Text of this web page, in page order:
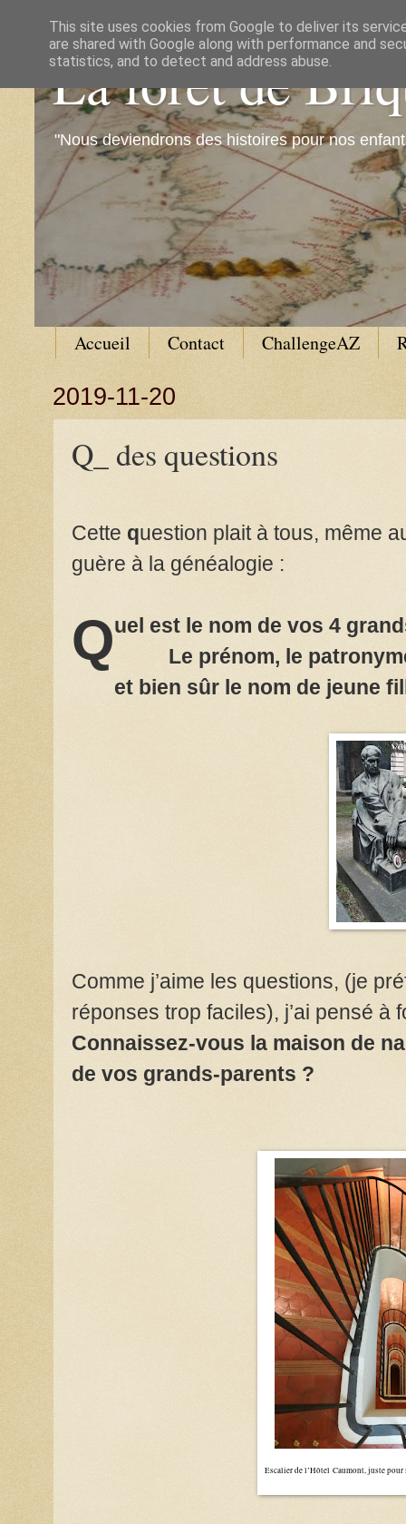
La forêt de
"Nous deviendrons des histoires pour nos
Accueil Contact ChallengeAZ
2019-11-20
Q_ des questions
Cette question plait à tous, même
guère à la généalogie :
Quel est le nom de vos 4
Le prénom, le
et bien sûr le nom de jeune
Comme j’aime les questions, (je
réponses trop faciles), j’ai pensé à
Connaissez-vous la maison de
de vos grands-parents ?
Escalier de l’Hôtel Caumont, juste
This site uses cookies from Google to deliver its
are shared with Google along with performance and
statistics, and to detect and address abuse.